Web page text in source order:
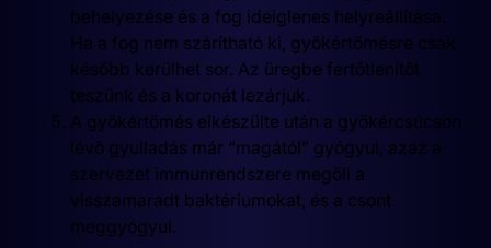
behelyezése és a fog ideiglenes helyreállítása.
Ha a fog nem szárítható ki, gyökértömésre csak
később kerülhet sor. Az üregbe fertőtlenítőt
teszünk és a koronát lezárjuk.
A gyökértömés elkészülte után a gyökércsúcson
lévő gyulladás már “magától” gyógyul, azaz a
szervezet immunrendszere megöli a
visszamaradt baktériumokat, és a csont
meggyógyul.